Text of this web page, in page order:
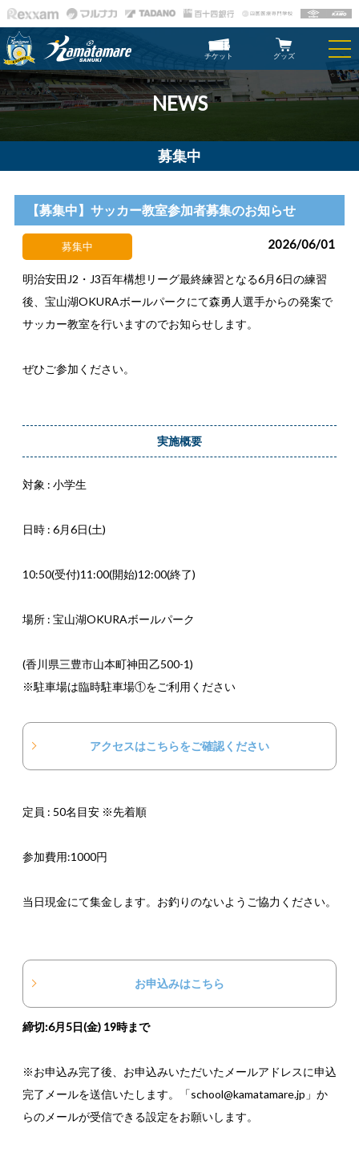
チケット グッズ
NEWS
募集中
【募集中】サッカー教室参加者募集のお知らせ
募集中 2026/06/01
明治安田J2・J3百年構想リーグ最終練習となる6月6日の練習
後、宝山湖OKURAボールパークにて森勇人選手からの発案で
サッカー教室を行いますのでお知らせします。
ぜひご参加ください。
実施概要
対象 : 小学生
日時 : 6月6日(土)
10:50(受付)11:00(開始)12:00(終了)
場所 : 宝山湖OKURAボールパーク
(香川県三豊市山本町神田乙500-1)
※駐車場は臨時駐車場①をご利用ください
アクセスはこちらをご確認ください
定員 : 50名目安 ※先着順
参加費用:1000円
当日現金にて集金します。お釣りのないようご協力ください。
お申込みはこちら
締切:6月5日(金) 19時まで
※お申込み完了後、お申込みいただいたメールアドレスに申込
完了メールを送信いたします。「school@kamatamare.jp」か
らのメールが受信できる設定をお願いします。